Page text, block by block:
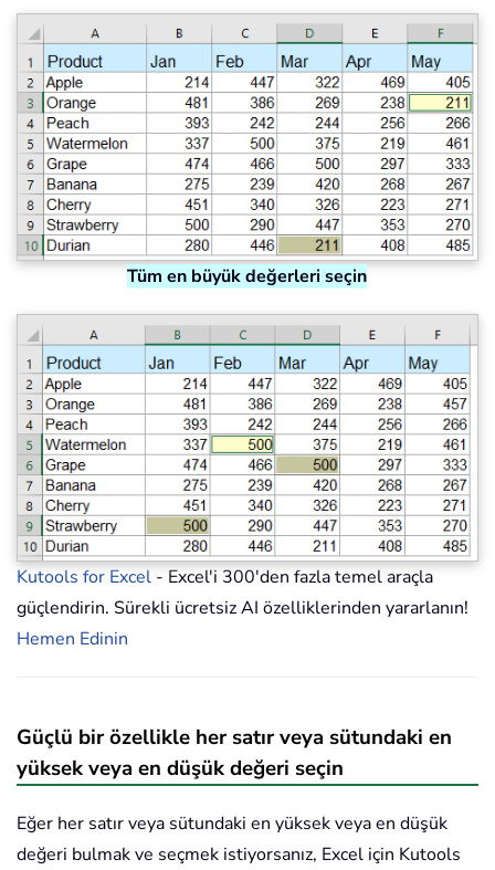
Tüm en büyük değerleri seçin
Kutools for Excel - Excel'i 300'den fazla temel araçla
güçlendirin. Sürekli ücretsiz AI özelliklerinden yararlanın!
Hemen Edinin
Güçlü bir özellikle her satır veya sütundaki en
yüksek veya en düşük değeri seçin
Eğer her satır veya sütundaki en yüksek veya en düşük
değeri bulmak ve seçmek istiyorsanız, Excel için Kutools